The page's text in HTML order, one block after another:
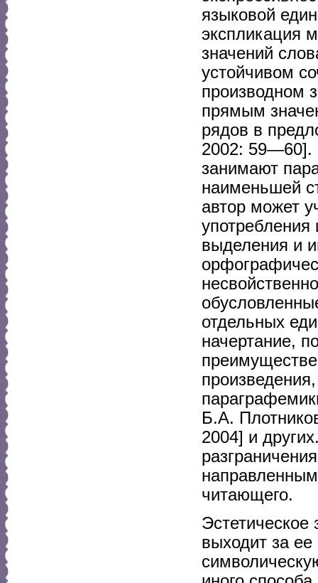
языковой
экспликация
значений
устойчивом
производном
прямым
рядов в
2002: 59—60].
занимают
наименьшей
автор может
выделения и
отдельных
начертание,
Б.А.
2004] и
читающего.
Эстетическое
выходит за